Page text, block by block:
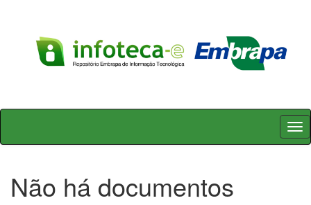
Skip
Não há documentos